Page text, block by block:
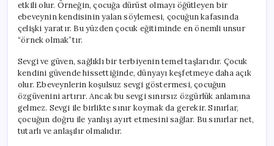
etkili olur. Örneğin, çocuğa dürüst olmayı öğütleyen bir
ebeveynin kendisinin yalan söylemesi, çocuğun kafasında
çelişki yaratır. Bu yüzden çocuk eğitiminde en önemli unsur
“örnek olmak”tır.
Sevgi ve güven, sağlıklı bir terbiyenin temel taşlarıdır. Çocuk
kendini güvende hissettiğinde, dünyayı keşfetmeye daha açık
olur. Ebeveynlerin koşulsuz sevgi göstermesi, çocuğun
özgüvenini artırır. Ancak bu sevgi sınırsız özgürlük anlamına
gelmez. Sevgi ile birlikte sınır koymak da gerekir. Sınırlar,
çocuğun doğru ile yanlışı ayırt etmesini sağlar. Bu sınırlar net,
tutarlı ve anlaşılır olmalıdır.